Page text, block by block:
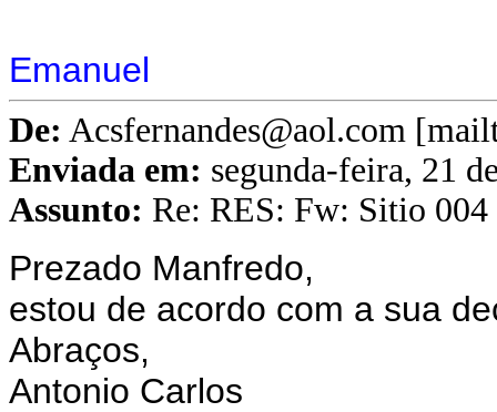
Emanuel
De: Acsfernandes@aol.com
Enviada em: segunda-feira, 21
Assunto: Re: RES: Fw: Sitio 004
Prezado Manfredo,
estou de acordo com a sua
Abraços,
Antonio Carlos